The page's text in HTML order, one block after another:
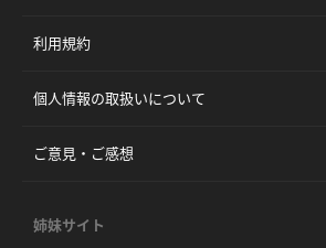
利用規約
個人情報の取扱いについて
ご意見・ご感想
姉妹サイト